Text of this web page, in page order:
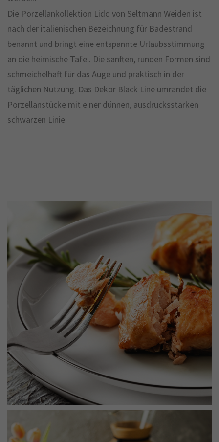
Die Porzellankollektion Lido von Seltmann Weiden ist
nach der italienischen Bezeichnung für Badestrand
benannt und bringt eine entspannte Urlaubsstimmung
an die heimische Tafel. Die sanften, runden Formen sind
schmeichelhaft für das Auge und praktisch in der
täglichen Nutzung. Das Dekor Black Line umrandet die
Porzellanstücke mit einer dünnen, ausdrucksstarken
schwarzen Linie.